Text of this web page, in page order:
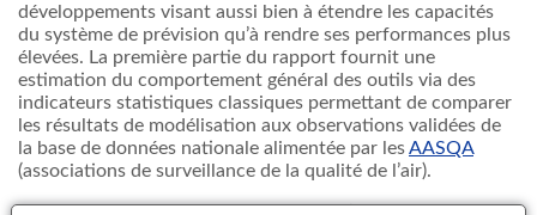
développements visant aussi bien à étendre les capacités
du système de prévision qu’à rendre ses performances plus
élevées. La première partie du rapport fournit une
estimation du comportement général des outils via des
indicateurs statistiques classiques permettant de comparer
les résultats de modélisation aux observations validées de
la base de données nationale alimentée par lesAASQA
(associations de surveillance de la qualité de l’air).